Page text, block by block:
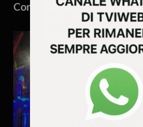
Consiglio, spiazzati Lega e